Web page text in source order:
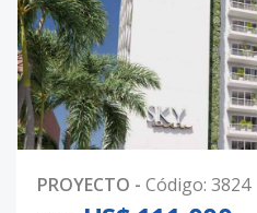
PROYECTO - Código: 3824